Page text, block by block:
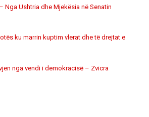
Nga Ushtria dhe Mjekësia në Senatin
ku marrin kuptim vlerat dhe të drejtat e
nga vendi i demokracisë – Zvicra